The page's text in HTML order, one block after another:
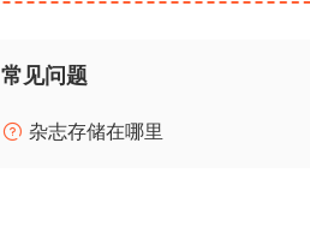
常见问题
杂志存储在哪里